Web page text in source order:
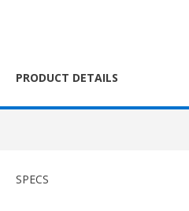
PRODUCT DETAILS
SPECS